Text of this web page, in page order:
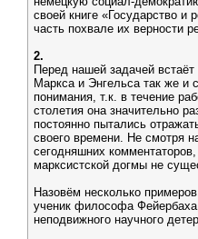
своей книге «Государство и
часть похвале их верности
2.
Перед нашей задачей
Маркса и Энгельса так же и
понимания, т.к. в течение
столетия она значительно
постоянно пытались
своего времени. Не смотря
сегодняшних
марксистской догмы не
Назовём несколько
ученик философа
неподвижного научного